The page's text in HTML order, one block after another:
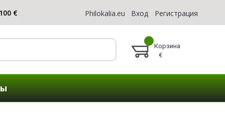
Philokalia.eu Вход Регистрация
Корзина
€